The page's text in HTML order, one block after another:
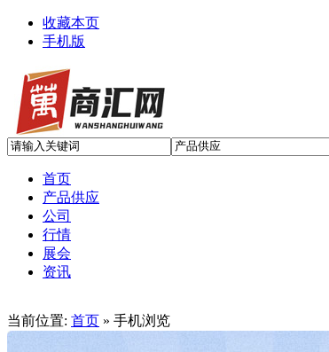
收藏本页
手机版
首页
产品供应
公司
行情
展会
资讯
当前位置: 首页 » 手机浏览